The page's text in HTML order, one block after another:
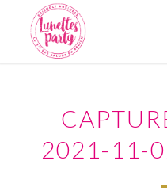
2021-11-